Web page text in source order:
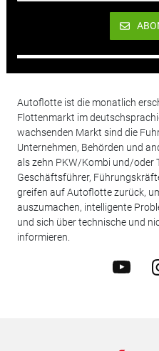
Autoflotte ist die monatlich
Flottenmarkt im
wachsenden Markt sind die
Unternehmen, Behörden und
als zehn PKW/Kombi und/oder
Geschäftsführer,
greifen auf Autoflotte zurück,
auszumachen, intelligente
und sich über technische und
informieren.